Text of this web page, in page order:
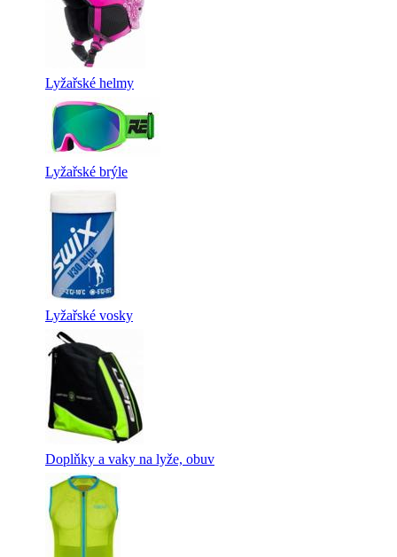
Lyžařské helmy
Lyžařské brýle
Lyžařské vosky
Doplňky a vaky na lyže, obuv